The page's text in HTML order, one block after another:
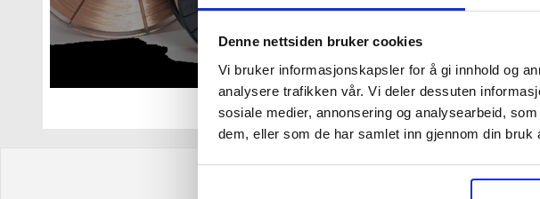
Denne nettsiden bruker cookies
Vi bruker informasjonskapsler for å gi innhold og
analysere trafikken vår. Vi deler dessuten
sosiale medier, annonsering og analysearbeid,
dem, eller som de har samlet inn gjennom din bruk